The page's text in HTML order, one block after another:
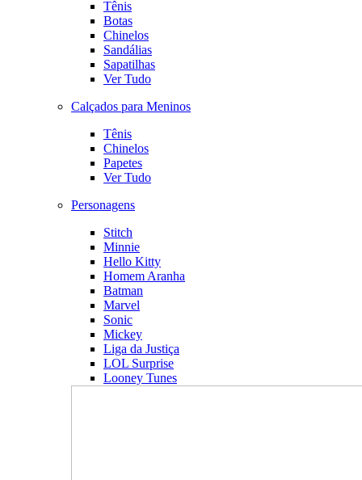
Tênis
Botas
Chinelos
Sandálias
Sapatilhas
Ver Tudo
Calçados para Meninos
Tênis
Chinelos
Papetes
Ver Tudo
Personagens
Stitch
Minnie
Hello Kitty
Homem Aranha
Batman
Marvel
Sonic
Mickey
Liga da Justiça
LOL Surprise
Looney Tunes